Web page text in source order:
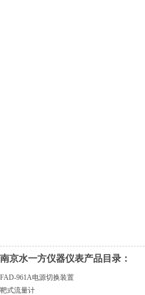
南京水一方仪器仪表产品目录：
FAD-961A电源切换装置
靶式流量计